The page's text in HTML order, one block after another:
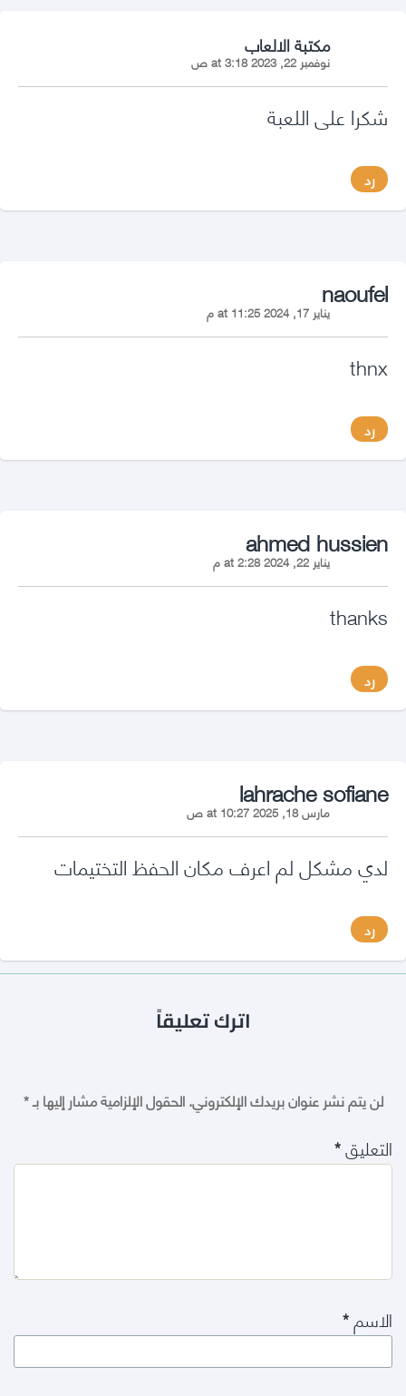
مكتبة الالعابsays: نوفمبر 22, 2023 at 3:18 ص
شكرا على اللعبة
رد
naoufelيناير 17, 2024 at 11:25 م
thnx
رد
ahmed hussien
says: يناير 22, 2024 at 2:28 م
thanks
رد
lahrache sofiane
مارس 18, 2025 at 10:27 ص
لدي مشكل لم اعرف مكان الحفظ التختيمات
رد
اترك تعليقاً
لن يتم نشر عنوان بريدك الإلكتروني.الحقول الإلزامية مشار إليها بـ*
التعليق*
الاسم*